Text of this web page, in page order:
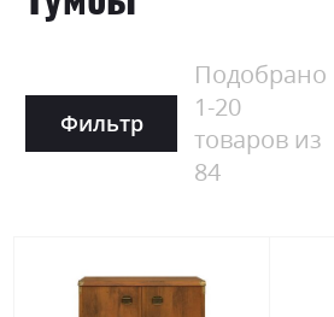
Фильтр
Подобрано
1-20
товаров из
84